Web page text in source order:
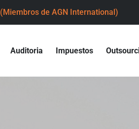
(Miembros de AGN International)
Auditoria Impuestos